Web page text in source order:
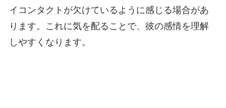
イコンタクトが欠けているように感じる場合があ
ります。これに気を配ることで、彼の感情を理解
しやすくなります。